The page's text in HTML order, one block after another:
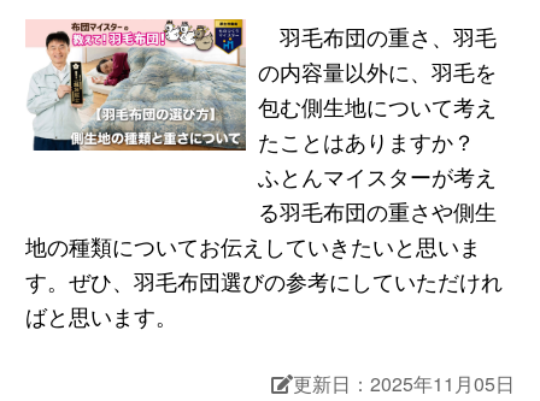
羽毛布団の重さ、羽毛
の内容量以外に、羽毛を
包む側生地について考え
たことはありますか？
ふとんマイスターが考え
る羽毛布団の重さや側生
地の種類についてお伝えしていきたいと思いま
す。ぜひ、羽毛布団選びの参考にしていただけれ
ばと思います。
更新日：2025年11月05日